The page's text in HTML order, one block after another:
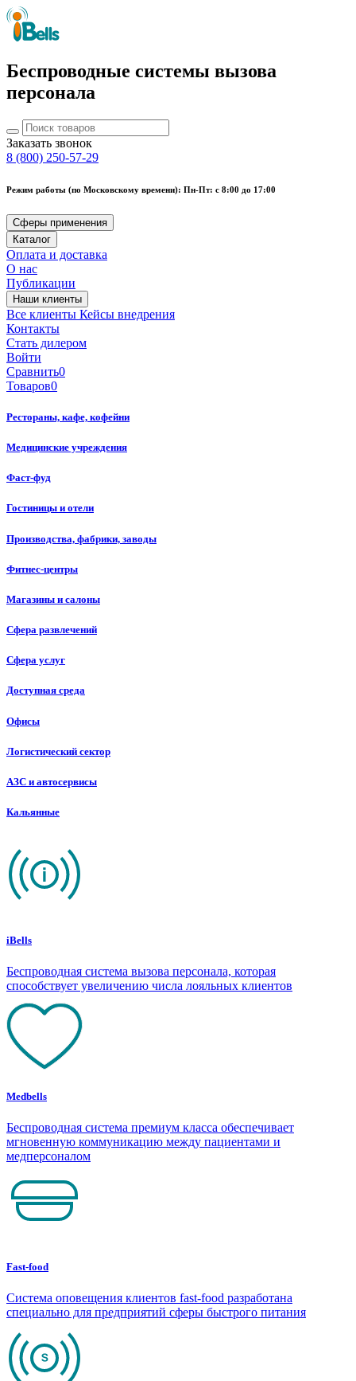
Беспроводные системы вызова
персонала
Заказать звонок
8 (800) 250-57-29
Режим работы (по Московскому времени): Пн-Пт: с 8:00 до 17:00
Сферы применения
Каталог
Оплата и доставка
О нас
Публикации
Наши клиенты
Все клиенты Кейсы внедрения
Контакты
Стать дилером
Войти
Сравнить0
Товаров0
Рестораны, кафе, кофейни
Медицинские учреждения
Фаст-фуд
Гостиницы и отели
Производства, фабрики, заводы
Фитнес-центры
Магазины и салоны
Сфера развлечений
Сфера услуг
Доступная среда
Офисы
Логистический сектор
АЗС и автосервисы
Кальянные
iBells
Беспроводная система вызова персонала, которая
способствует увеличению числа лояльных клиентов
Medbells
Беспроводная система премиум класса обеспечивает
мгновенную коммуникацию между пациентами и
медперсоналом
Fast-food
Система оповещения клиентов fast-food разработана
специально для предприятий сферы быстрого питания